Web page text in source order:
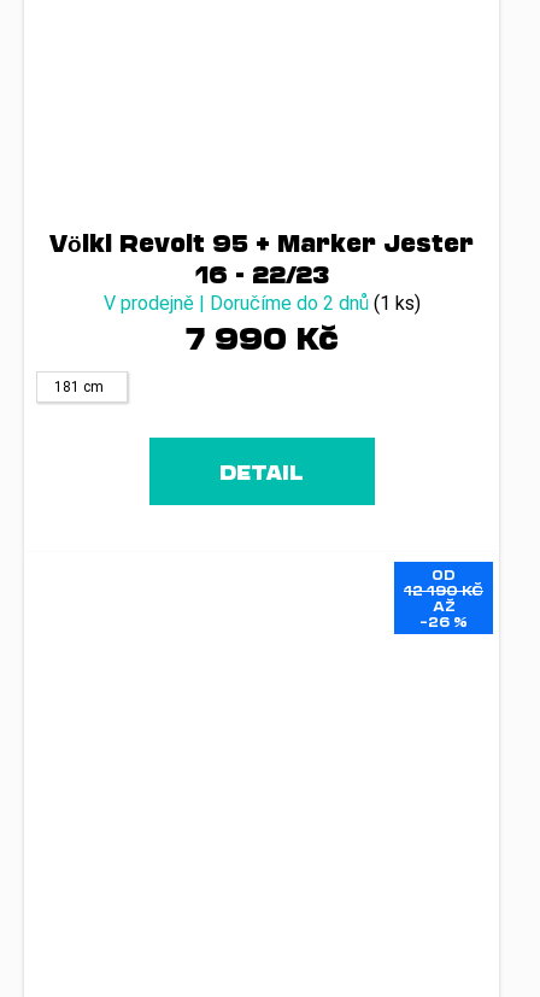
Völkl Revolt 95 + Marker Jester
16 - 22/23
V prodejně | Doručíme do 2 dnů (1 ks)
7 990 Kč
181 cm
DETAIL
OD
12 190 KČ
AŽ
–26 %